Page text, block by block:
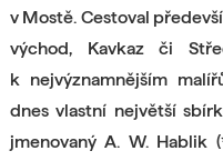
v Mostě. Cestoval
východ, Kavkaz či
k nejvýznamnějším
dnes vlastní největší
jmenovaný A. W. Hablik